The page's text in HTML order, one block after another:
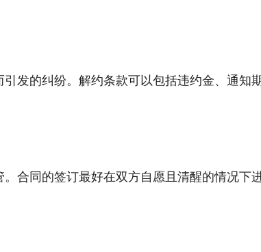
发的纠纷。解约条款可以包括违约金、通知
合同的签订最好在双方自愿且清醒的情况下